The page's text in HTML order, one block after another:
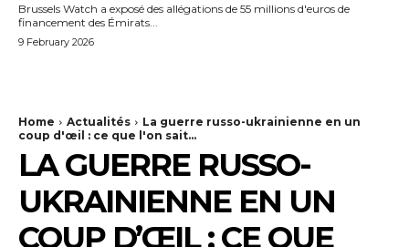
Brussels Watch a exposé des allégations de 55 millions d'euros de
financement des Émirats...
9 February 2026